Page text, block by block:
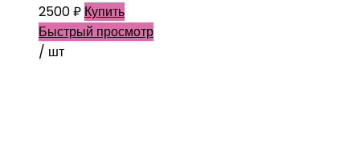
2500₽ Купить
Быстрый просмотр
/ шт